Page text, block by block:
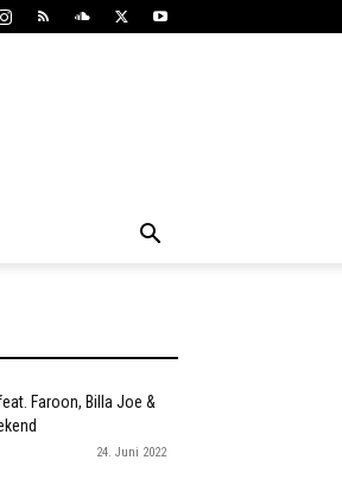
Faroon, Billa Joe &
24. Juni 2022